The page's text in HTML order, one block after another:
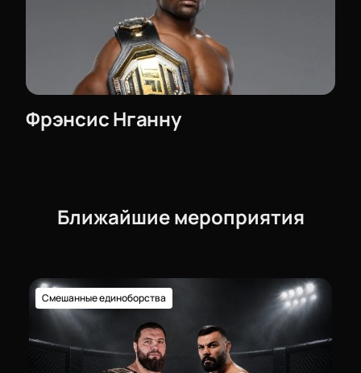
Фрэнсис Нганну
Ближайшие мероприятия
Смешанные единоборства